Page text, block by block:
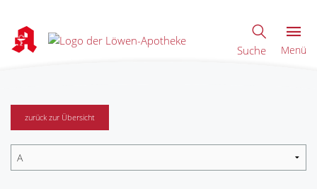
Suche Menü
zurück zur Übersicht